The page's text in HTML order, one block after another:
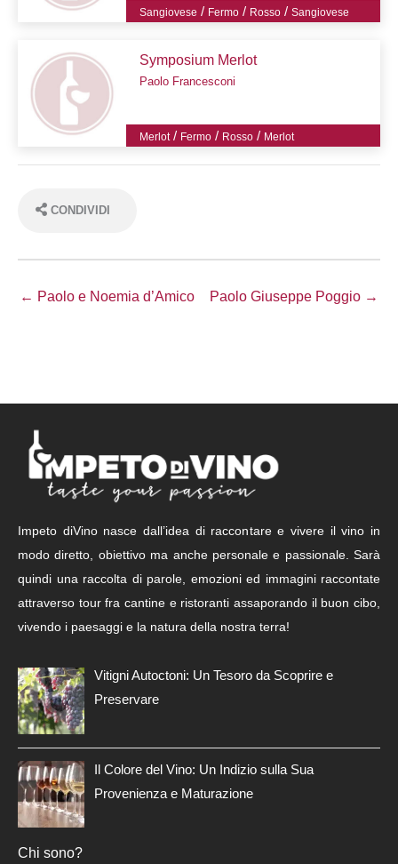
Sangiovese / Fermo / Rosso /Sangiovese
Symposium Merlot
Paolo Francesconi
Merlot/ Fermo / Rosso / Merlot
CONDIVIDI
← Paolo e Noemia d’Amico Paolo Giuseppe Poggio →
Impeto diVino nasce dall’idea di raccontare e vivere il vino in
modo diretto, obiettivo ma anche personale e passionale. Sarà
quindi una raccolta di parole, emozioni ed immagini raccontate
attraverso tour fra cantine e ristoranti assaporando il buon cibo,
vivendo i paesaggi e la natura della nostra terra!
Vitigni Autoctoni: Un Tesoro da Scoprire e
Preservare
Il Colore del Vino: Un Indizio sulla Sua
Provenienza e Maturazione
Chi sono?